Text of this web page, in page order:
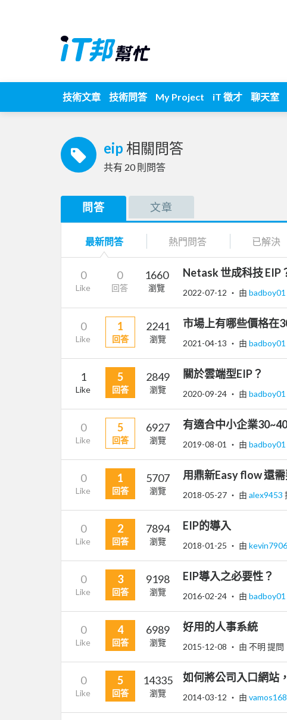
技術文章 技術問答 My Project iT 徵才 聊天室
eip 相關問答
共有 20則問答
問答 文章
最新問答 熱門問答 已解決
0
Like
0
回答
1660
瀏覽
Netask 世成科技 EIP
2022-07-12 ‧ 由 badboy01
0
Like
1
回答
2241
瀏覽
市場上有哪些價格在
2021-04-13 ‧ 由 badboy01
1
Like
5
回答
2849
瀏覽
關於雲端型EIP？
2020-09-24 ‧ 由 badboy01
0
Like
5
回答
6927
瀏覽
有適合中小企業
2019-08-01 ‧ 由 badboy01
0
Like
1
回答
5707
瀏覽
用鼎新Easy flow 還
2018-05-27 ‧ 由 alex9453
0
Like
2
回答
7894
瀏覽
EIP的導入
2018-01-25 ‧ 由
0
Like
3
回答
9198
瀏覽
EIP導入之必要性？
2016-02-24 ‧ 由 badboy01
0
Like
4
回答
6989
瀏覽
好用的人事系統
2015-12-08 ‧ 由 不明 提問
0
Like
5
回答
14335
瀏覽
如何將公司入口網站
2014-03-12 ‧ 由 vamos168